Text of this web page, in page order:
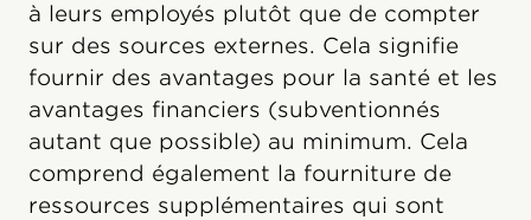
à leurs employés plutôt que de compter
sur des sources externes. Cela signifie
fournir des avantages pour la santé et les
avantages financiers (subventionnés
autant que possible) au minimum. Cela
comprend également la fourniture de
ressources supplémentaires qui sont